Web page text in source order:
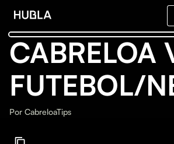
CABRELOA
FUTEBOL/
Por CabreloaTips